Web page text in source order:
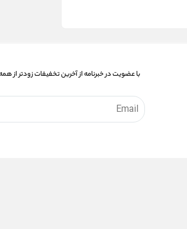
با عضویت در خبرنامه از آخرین تخفیفات زودتر از